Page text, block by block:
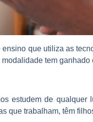
que utiliza as
tem
estudem de
que trabalham, têm